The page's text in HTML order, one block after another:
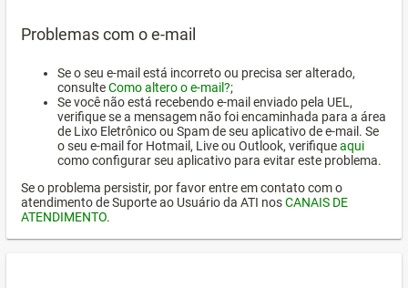
Problemas com o e-mail
Se o seu e-mail está incorreto ou precisa ser alterado,
consulteComo altero o e-mail?;
Se você não está recebendo e-mail enviado pela UEL,
verifique se a mensagem não foi encaminhada para a área
de Lixo Eletrônico ou Spam de seu aplicativo de e-mail. Se
o seu e-mail for Hotmail, Live ou Outlook, verifiqueaqui
como configurar seu aplicativo para evitar este problema.
Se o problema persistir, por favor entre em contato com o
atendimento de Suporte ao Usuário da ATI nosCANAIS DE
ATENDIMENTO.